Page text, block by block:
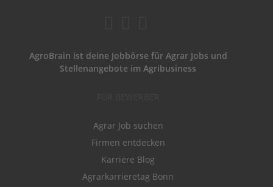
AgroBrain ist deine Jobbörse für Agrar Jobs und
Stellenangebote im Agribusiness
Agrar Job suchen
Firmen entdecken
Karriere Blog
Agrarkarrieretag Bonn